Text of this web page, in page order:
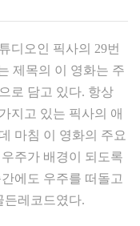
디오인 픽사의 29번
제목의 이 영화는 주
로 담고 있다. 항상
지고 있는 픽사의 애
마침 이 영화의 주요
주가 배경이 되도록
에도 우주를 떠돌고
든레코드였다.